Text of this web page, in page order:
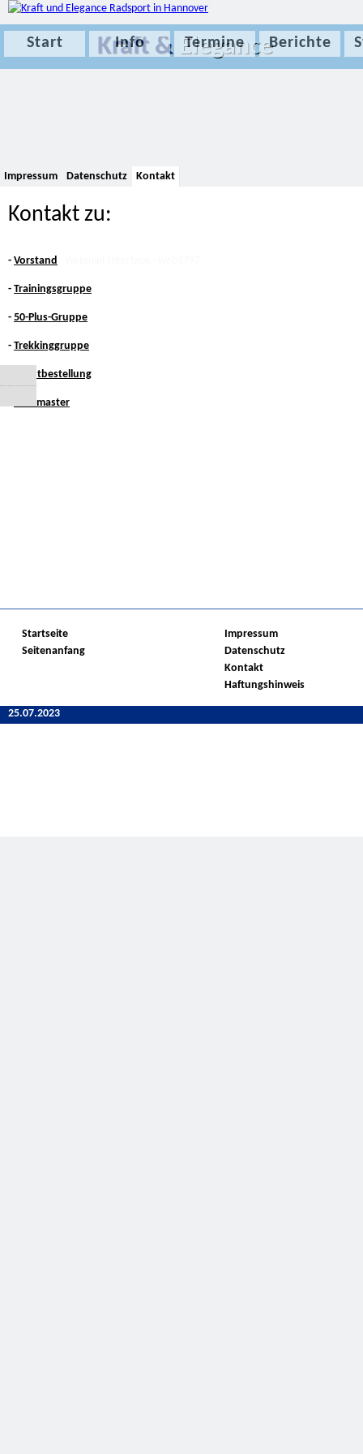
Kraft & Elegance
Start Info Termine Berichte
Impressum Datenschutz Kontakt
Kontakt zu:
- Vorstand
- Trainingsgruppe
- 50-Plus-Gruppe
- Trekkinggruppe
Trikotbestellung
Webmaster
Startseite
Seitenanfang
Impressum
Datenschutz
Kontakt
Haftungshinweis
25.07.2023